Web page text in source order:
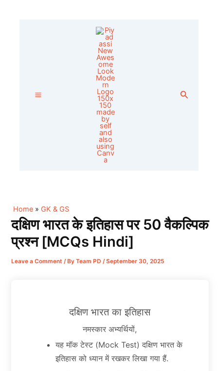
Search
Home » GK & GS
दक्षिण भारत के इतिहास पर 50 वैकल्पिक
प्रश्न [MCQs Hindi]
Leave a Comment / By Team PD /September 30, 2025
दक्षिण भारत का इतिहास
नमस्कार अभ्यर्थियों,
यह मॉक टेस्ट (Mock Test) दक्षिण भारत के
इतिहास को ध्यान में रखकर लिखा गया हैं.